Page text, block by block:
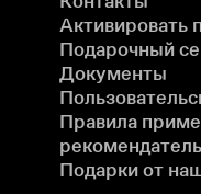
Активировать
Подарочный
Документы
Правила
Подарки от